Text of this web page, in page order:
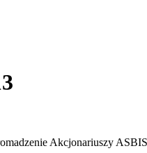
Akcjonariuszy